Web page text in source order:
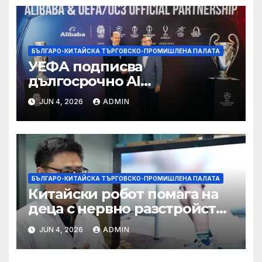
БЪЛГАРО-КИТАЙСКА ТЪРГОВСКО-ПРОМИШЛЕНА ПАЛАТА
УЕФА подписва
дългосрочно AI
партньорство с Alibaba
JUN 4, 2026 ADMIN
БЪЛГАРО-КИТАЙСКА ТЪРГОВСКО-ПРОМИШЛЕНА ПАЛАТА
Китайски робот помага на
деца с нервно разстройство
да се изправят за първи път
JUN 4, 2026 ADMIN